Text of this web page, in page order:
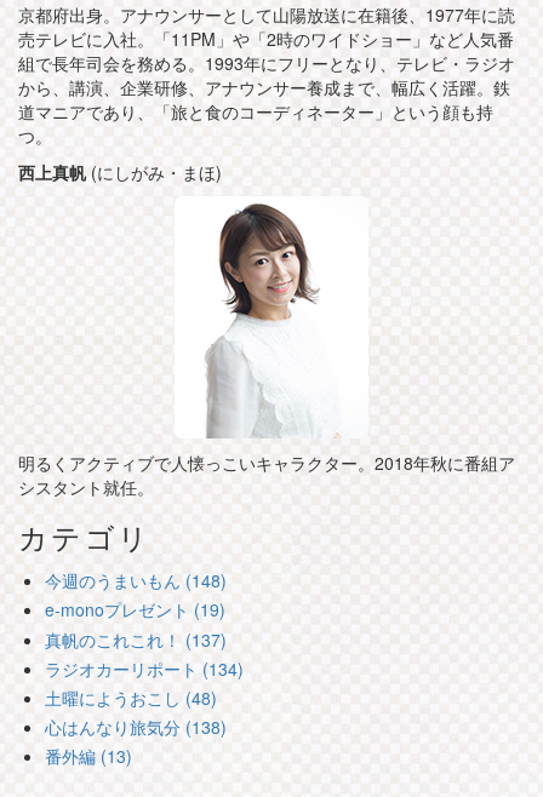
京都府出身。アナウンサーとして山陽放送に在籍後、1977年に読
売テレビに入社。「11PM」や「2時のワイドショー」など人気番
組で長年司会を務める。1993年にフリーとなり、テレビ・ラジオ
から、講演、企業研修、アナウンサー養成まで、幅広く活躍。鉄
道マニアであり、「旅と食のコーディネーター」という顔も持
つ。
西上真帆(にしがみ・まほ)
明るくアクティブで人懐っこいキャラクター。2018年秋に番組ア
シスタント就任。
カテゴリ
今週のうまいもん (148)
e-monoプレゼント (19)
真帆のこれこれ！ (137)
ラジオカーリポート (134)
土曜にようおこし (48)
心はんなり旅気分 (138)
番外編 (13)